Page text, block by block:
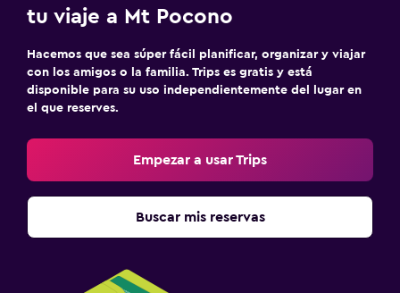
tu viaje a Mt Pocono
Hacemos que sea súper fácil planificar, organizar y viajar
con los amigos o la familia. Trips es gratis y está
disponible para su uso independientemente del lugar en
el que reserves.
Empezar a usar Trips
Buscar mis reservas